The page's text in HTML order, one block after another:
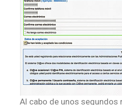
Al cabo de unos segundos